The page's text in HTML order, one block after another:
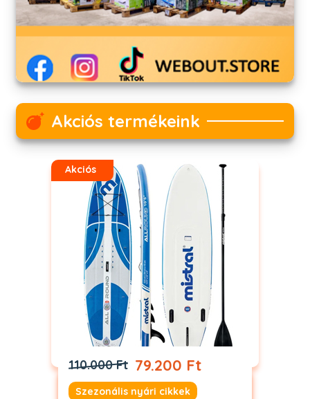
Akciós termékeink
Akciós
110.000 Ft 79.200 Ft
Szezonális nyári cikkek